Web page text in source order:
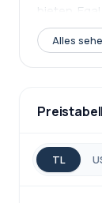
bieten.
Erkundung
Service,
Alles
TL